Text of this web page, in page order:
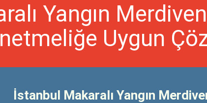
Yangın
Uygun
İstanbul Makaralı Yangın